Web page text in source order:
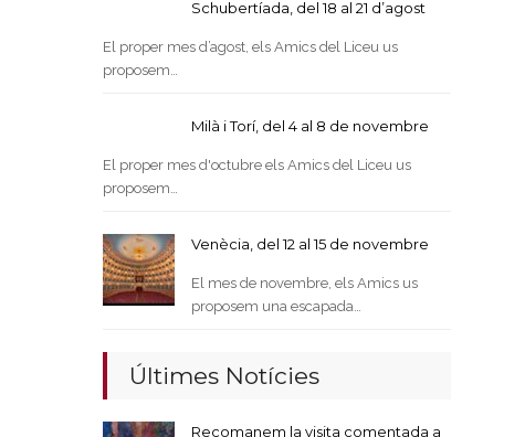
Schubertíada, del 18 al 21 d’agost
El proper mes d’agost, els Amics del Liceu us
proposem…
Milà i Torí, del 4 al 8 de novembre
El proper mes d'octubre els Amics del Liceu us
proposem…
Venècia, del 12 al 15 de novembre
El mes de novembre, els Amics us
proposem una escapada…
Últimes Notícies
Recomanem la visita comentada a